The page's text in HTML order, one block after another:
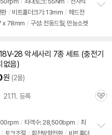
/ 비트홀더크기: 13mm / 헤드전
x 78mm / 구성: 전동드릴, 만능소켓
기
28 악세사리 7종 세트 (충전기
없음)
원 (2몰)
21.11. 등록
관
/ 타격수: 28,500bpm / 최
/ 토크조절 / 회전방향전환 / 비트홀더